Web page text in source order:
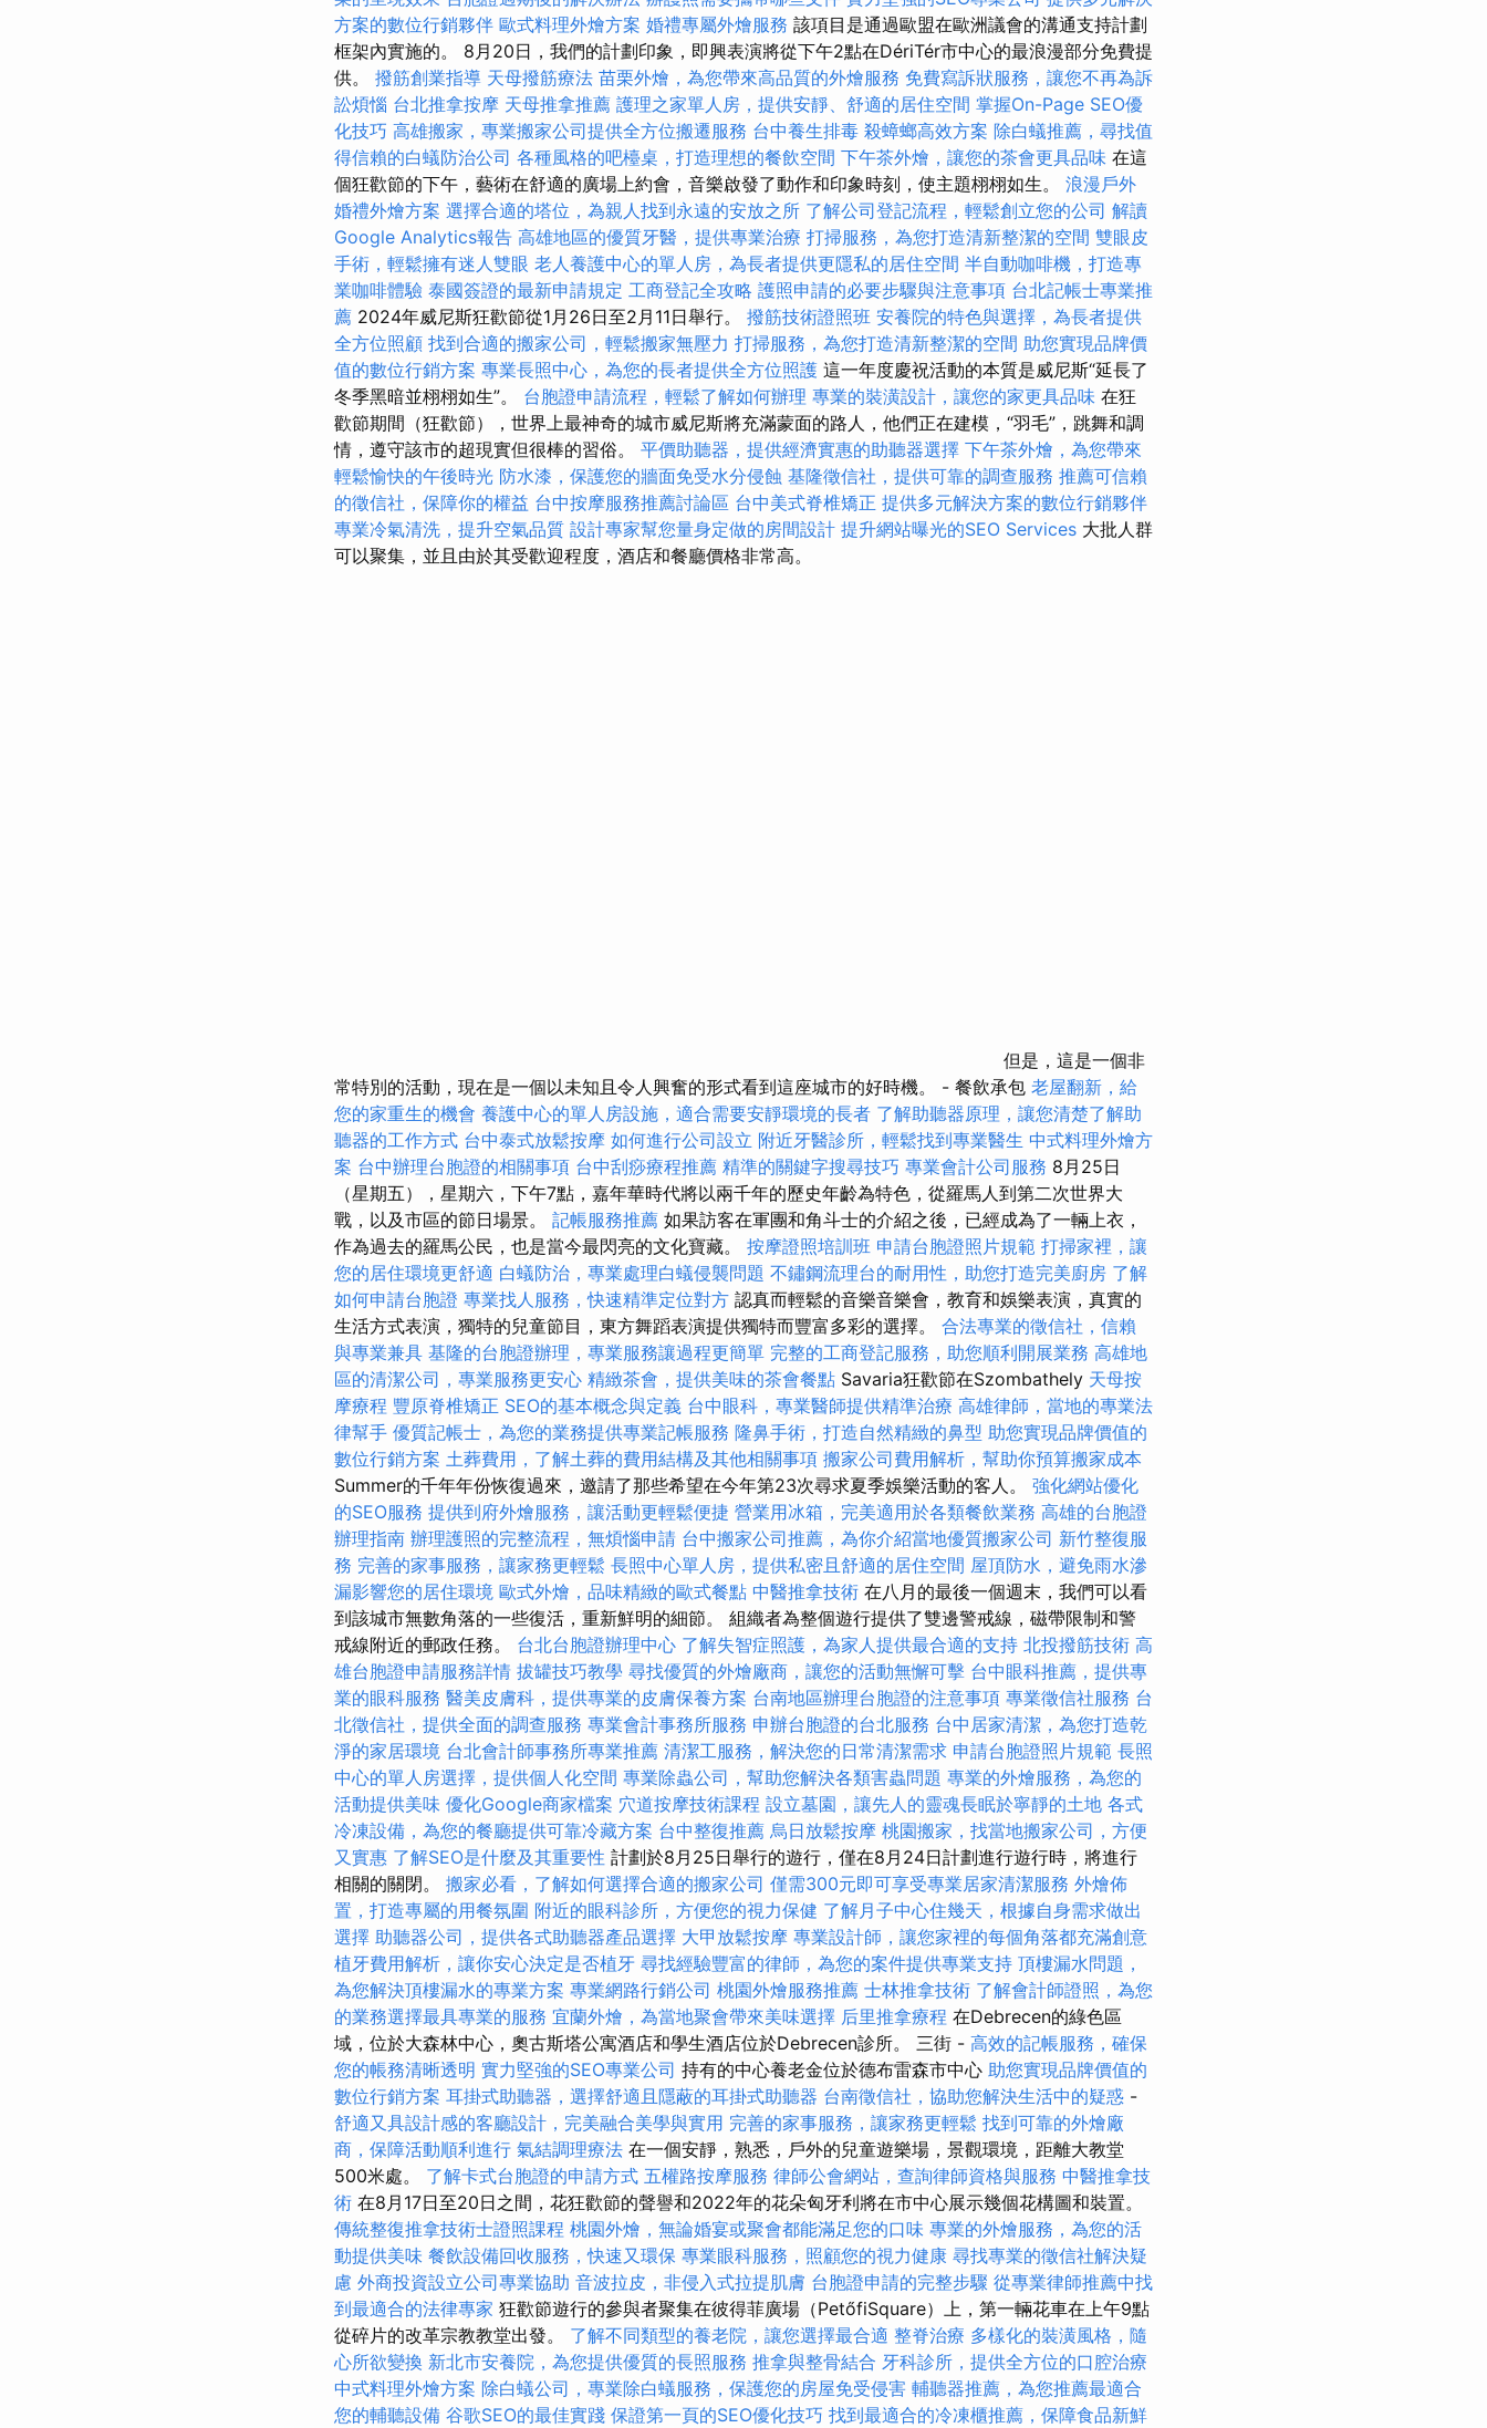
方案的數位行銷夥伴 歐式料理外燴方案 婚禮專屬外燴服務 該項目是通過歐盟在歐洲議會的溝通支持計劃
框架內實施的。 8月20日，我們的計劃印象，即興表演將從下午2點在DériTér市中心的最浪漫部分免費提
供。 撥筋創業指導 天母撥筋療法 苗栗外燴，為您帶來高品質的外燴服務 免費寫訴狀服務，讓您不再為訴
訟煩惱 台北推拿按摩 天母推拿推薦 護理之家單人房，提供安靜、舒適的居住空間 掌握On-Page SEO優
化技巧 高雄搬家，專業搬家公司提供全方位搬遷服務 台中養生排毒 殺蟑螂高效方案 除白蟻推薦，尋找值
得信賴的白蟻防治公司 各種風格的吧檯桌，打造理想的餐飲空間 下午茶外燴，讓您的茶會更具品味 在這
個狂歡節的下午，藝術在舒適的廣場上約會，音樂啟發了動作和印象時刻，使主題栩栩如生。 浪漫戶外
婚禮外燴方案 選擇合適的塔位，為親人找到永遠的安放之所 了解公司登記流程，輕鬆創立您的公司 解讀
Google Analytics報告 高雄地區的優質牙醫，提供專業治療 打掃服務，為您打造清新整潔的空間 雙眼皮
手術，輕鬆擁有迷人雙眼 老人養護中心的單人房，為長者提供更隱私的居住空間 半自動咖啡機，打造專
業咖啡體驗 泰國簽證的最新申請規定 工商登記全攻略 護照申請的必要步驟與注意事項 台北記帳士專業推
薦 2024年威尼斯狂歡節從1月26日至2月11日舉行。 撥筋技術證照班 安養院的特色與選擇，為長者提供
全方位照顧 找到合適的搬家公司，輕鬆搬家無壓力 打掃服務，為您打造清新整潔的空間 助您實現品牌價
值的數位行銷方案 專業長照中心，為您的長者提供全方位照護 這一年度慶祝活動的本質是威尼斯“延長了
冬季黑暗並栩栩如生”。 台胞證申請流程，輕鬆了解如何辦理 專業的裝潢設計，讓您的家更具品味 在狂
歡節期間（狂歡節），世界上最神奇的城市威尼斯將充滿蒙面的路人，他們正在建模，“羽毛”，跳舞和調
情，遵守該市的超現實但很棒的習俗。 平價助聽器，提供經濟實惠的助聽器選擇 下午茶外燴，為您帶來
輕鬆愉快的午後時光 防水漆，保護您的牆面免受水分侵蝕 基隆徵信社，提供可靠的調查服務 推薦可信賴
的徵信社，保障你的權益 台中按摩服務推薦討論區 台中美式脊椎矯正 提供多元解決方案的數位行銷夥伴
專業冷氣清洗，提升空氣品質 設計專家幫您量身定做的房間設計 提升網站曝光的SEO Services 大批人群
可以聚集，並且由於其受歡迎程度，酒店和餐廳價格非常高。
但是，這是一個非
常特別的活動，現在是一個以未知且令人興奮的形式看到這座城市的好時機。 - 餐飲承包 老屋翻新，給
您的家重生的機會 養護中心的單人房設施，適合需要安靜環境的長者 了解助聽器原理，讓您清楚了解助
聽器的工作方式 台中泰式放鬆按摩 如何進行公司設立 附近牙醫診所，輕鬆找到專業醫生 中式料理外燴方
案 台中辦理台胞證的相關事項 台中刮痧療程推薦 精準的關鍵字搜尋技巧 專業會計公司服務 8月25日
（星期五），星期六，下午7點，嘉年華時代將以兩千年的歷史年齡為特色，從羅馬人到第二次世界大
戰，以及市區的節日場景。 記帳服務推薦 如果訪客在軍團和角斗士的介紹之後，已經成為了一輛上衣，
作為過去的羅馬公民，也是當今最閃亮的文化寶藏。 按摩證照培訓班 申請台胞證照片規範 打掃家裡，讓
您的居住環境更舒適 白蟻防治，專業處理白蟻侵襲問題 不鏽鋼流理台的耐用性，助您打造完美廚房 了解
如何申請台胞證 專業找人服務，快速精準定位對方 認真而輕鬆的音樂音樂會，教育和娛樂表演，真實的
生活方式表演，獨特的兒童節目，東方舞蹈表演提供獨特而豐富多彩的選擇。 合法專業的徵信社，信賴
與專業兼具 基隆的台胞證辦理，專業服務讓過程更簡單 完整的工商登記服務，助您順利開展業務 高雄地
區的清潔公司，專業服務更安心 精緻茶會，提供美味的茶會餐點 Savaria狂歡節在Szombathely 天母按
摩療程 豐原脊椎矯正 SEO的基本概念與定義 台中眼科，專業醫師提供精準治療 高雄律師，當地的專業法
律幫手 優質記帳士，為您的業務提供專業記帳服務 隆鼻手術，打造自然精緻的鼻型 助您實現品牌價值的
數位行銷方案 土葬費用，了解土葬的費用結構及其他相關事項 搬家公司費用解析，幫助你預算搬家成本
Summer的千年年份恢復過來，邀請了那些希望在今年第23次尋求夏季娛樂活動的客人。 強化網站優化
的SEO服務 提供到府外燴服務，讓活動更輕鬆便捷 營業用冰箱，完美適用於各類餐飲業務 高雄的台胞證
辦理指南 辦理護照的完整流程，無煩惱申請 台中搬家公司推薦，為你介紹當地優質搬家公司 新竹整復服
務 完善的家事服務，讓家務更輕鬆 長照中心單人房，提供私密且舒適的居住空間 屋頂防水，避免雨水滲
漏影響您的居住環境 歐式外燴，品味精緻的歐式餐點 中醫推拿技術 在八月的最後一個週末，我們可以看
到該城市無數角落的一些復活，重新鮮明的細節。 組織者為整個遊行提供了雙邊警戒線，磁帶限制和警
戒線附近的郵政任務。 台北台胞證辦理中心 了解失智症照護，為家人提供最合適的支持 北投撥筋技術 高
雄台胞證申請服務詳情 拔罐技巧教學 尋找優質的外燴廠商，讓您的活動無懈可擊 台中眼科推薦，提供專
業的眼科服務 醫美皮膚科，提供專業的皮膚保養方案 台南地區辦理台胞證的注意事項 專業徵信社服務 台
北徵信社，提供全面的調查服務 專業會計事務所服務 申辦台胞證的台北服務 台中居家清潔，為您打造乾
淨的家居環境 台北會計師事務所專業推薦 清潔工服務，解決您的日常清潔需求 申請台胞證照片規範 長照
中心的單人房選擇，提供個人化空間 專業除蟲公司，幫助您解決各類害蟲問題 專業的外燴服務，為您的
活動提供美味 優化Google商家檔案 穴道按摩技術課程 設立墓園，讓先人的靈魂長眠於寧靜的土地 各式
冷凍設備，為您的餐廳提供可靠冷藏方案 台中整復推薦 烏日放鬆按摩 桃園搬家，找當地搬家公司，方便
又實惠 了解SEO是什麼及其重要性 計劃於8月25日舉行的遊行，僅在8月24日計劃進行遊行時，將進行
相關的關閉。 搬家必看，了解如何選擇合適的搬家公司 僅需300元即可享受專業居家清潔服務 外燴佈
置，打造專屬的用餐氛圍 附近的眼科診所，方便您的視力保健 了解月子中心住幾天，根據自身需求做出
選擇 助聽器公司，提供各式助聽器產品選擇 大甲放鬆按摩 專業設計師，讓您家裡的每個角落都充滿創意
植牙費用解析，讓你安心決定是否植牙 尋找經驗豐富的律師，為您的案件提供專業支持 頂樓漏水問題，
為您解決頂樓漏水的專業方案 專業網路行銷公司 桃園外燴服務推薦 士林推拿技術 了解會計師證照，為您
的業務選擇最具專業的服務 宜蘭外燴，為當地聚會帶來美味選擇 后里推拿療程 在Debrecen的綠色區
域，位於大森林中心，奧古斯塔公寓酒店和學生酒店位於Debrecen診所。 三街 - 高效的記帳服務，確保
您的帳務清晰透明 實力堅強的SEO專業公司 持有的中心養老金位於德布雷森市中心 助您實現品牌價值的
數位行銷方案 耳掛式助聽器，選擇舒適且隱蔽的耳掛式助聽器 台南徵信社，協助您解決生活中的疑惑 -
舒適又具設計感的客廳設計，完美融合美學與實用 完善的家事服務，讓家務更輕鬆 找到可靠的外燴廠
商，保障活動順利進行 氣結調理療法 在一個安靜，熟悉，戶外的兒童遊樂場，景觀環境，距離大教堂
500米處。 了解卡式台胞證的申請方式 五權路按摩服務 律師公會網站，查詢律師資格與服務 中醫推拿技
術 在8月17日至20日之間，花狂歡節的聲譽和2022年的花朵匈牙利將在市中心展示幾個花構圖和裝置。
傳統整復推拿技術士證照課程 桃園外燴，無論婚宴或聚會都能滿足您的口味 專業的外燴服務，為您的活
動提供美味 餐飲設備回收服務，快速又環保 專業眼科服務，照顧您的視力健康 尋找專業的徵信社解決疑
慮 外商投資設立公司專業協助 音波拉皮，非侵入式拉提肌膚 台胞證申請的完整步驟 從專業律師推薦中找
到最適合的法律專家 狂歡節遊行的參與者聚集在彼得菲廣場（PetőfiSquare）上，第一輛花車在上午9點
從碎片的改革宗教教堂出發。 了解不同類型的養老院，讓您選擇最合適 整脊治療 多樣化的裝潢風格，隨
心所欲變換 新北市安養院，為您提供優質的長照服務 推拿與整骨結合 牙科診所，提供全方位的口腔治療
中式料理外燴方案 除白蟻公司，專業除白蟻服務，保護您的房屋免受侵害 輔聽器推薦，為您推薦最適合
您的輔聽設備 谷歌SEO的最佳實踐 保證第一頁的SEO優化技巧 找到最適合的冷凍櫃推薦，保障食品新鮮